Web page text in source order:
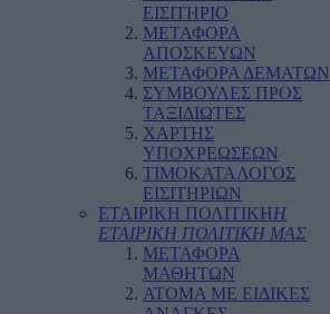
ΕΙΣΙΤΗΡΙΟ
ΜΕΤΑΦΟΡΑ
ΑΠΟΣΚΕΥΩΝ
ΜΕΤΑΦΟΡΑ ΔΕΜΑΤΩΝ
ΣΥΜΒΟΥΛΕΣ ΠΡΟΣ
ΤΑΞΙΔΙΩΤΕΣ
ΧΑΡΤΗΣ
ΥΠΟΧΡΕΩΣΕΩΝ
ΤΙΜΟΚΑΤΑΛΟΓΟΣ
ΕΙΣΙΤΗΡΙΩΝ
ΕΤΑΙΡΙΚΗ ΠΟΛΙΤΙΚΗΗ
ΕΤΑΙΡΙΚΗ ΠΟΛΙΤΙΚΗ ΜΑΣ
ΜΕΤΑΦΟΡΑ
ΜΑΘΗΤΩΝ
ΑΤΟΜΑ ΜΕ ΕΙΔΙΚΕΣ